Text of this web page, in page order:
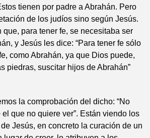
tienen por padre a Abrahán. Pero
de los judíos sino según Jesús.
para tener fe, se necesitaba ser
y Jesús les dice: “Para tener fe sólo
como Abrahán, ya que Dios puede,
piedras, suscitar hijos de Abrahán”
la comprobación del dicho: “No
que no quiere ver”. Están viendo los
Jesús, en concreto la curación de un